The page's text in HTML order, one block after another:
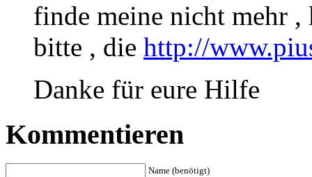
finde meine nicht mehr
bitte , die http://
Danke für eure Hilfe
Kommentieren
Name (benötigt)